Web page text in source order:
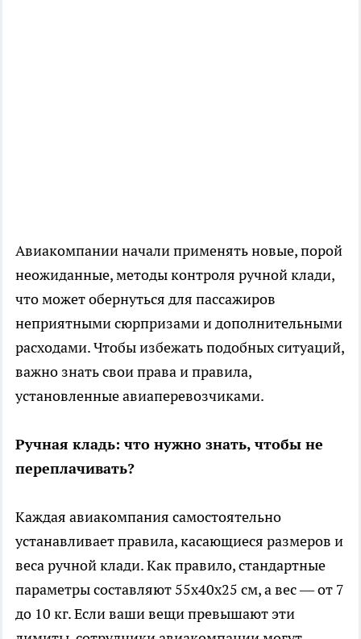
Авиакомпании начали применять новые, порой
неожиданные, методы контроля ручной клади,
что может обернуться для пассажиров
неприятными сюрпризами и дополнительными
расходами. Чтобы избежать подобных ситуаций,
важно знать свои права и правила,
установленные авиаперевозчиками.
Ручная кладь: что нужно знать, чтобы не
переплачивать?
Каждая авиакомпания самостоятельно
устанавливает правила, касающиеся размеров и
веса ручной клади. Как правило, стандартные
параметры составляют 55x40x25 см, а вес — от 7
до 10 кг. Если ваши вещи превышают эти